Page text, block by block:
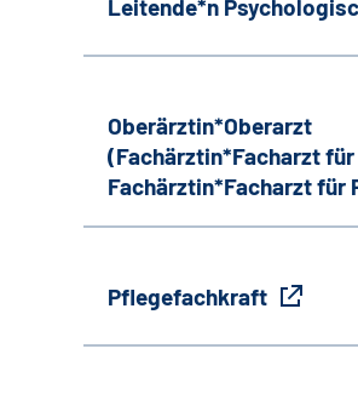
Leitende*n
Oberärztin*Oberarzt
(Fachärztin*Facharzt
Fachärztin*Facharzt für
Pflegefachkraft